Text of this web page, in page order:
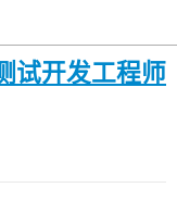
试开发工程师